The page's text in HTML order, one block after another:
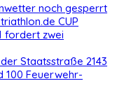
noch gesperrt
CUP
fordert zwei
Staatsstraße 2143
100 Feuerwehr-